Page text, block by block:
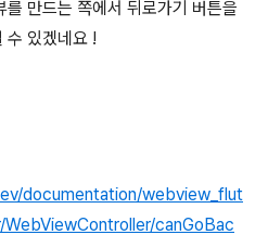
만드는 쪽에서 뒤로가기 버튼을
수 있겠네요 !
documentation/webview_flut
canGoBac